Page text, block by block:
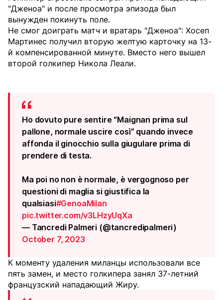
"Дженоа" и после просмотра эпизода был
вынужден покинуть поле.
Не смог доиграть матч и вратарь "Дженоа": Хосеп
Мартинес получил вторую желтую карточку на 13-
й компенсированной минуте. Вместо него вышел
второй голкипер Никола Леали.
Ho dovuto pure sentire “Maignan prima sul
pallone, normale uscire così” quando invece
affonda il ginocchio sulla giugulare prima di
prendere di testa.
Ma poi no non è normale, è vergognoso per
questioni di maglia si giustifica la
qualsiasi#GenoaMilan
pic.twitter.com/v3LHzyUqXa
— Tancredi Palmeri (@tancredipalmeri)
October 7, 2023
К моменту удаления миланцы использовали все
пять замен, и место голкипера занял 37-летний
французский нападающий Жиру.